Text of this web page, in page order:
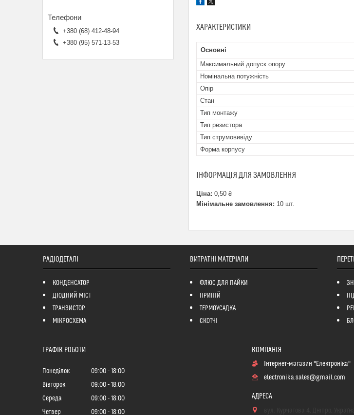
ХАРАКТЕРИСТИКИ
Основні
Максимальний допуск опору
Номінальна потужність
Опір
Стан
Тип монтажу
Тип резистора
Тип струмовивіду
Форма корпусу
ІНФОРМАЦІЯ ДЛЯ ЗАМОВЛЕННЯ
Ціна: 0,50 ₴
Мінімальне замовлення: 10 шт.
+380 (68) 412-48-94
+380 (95) 571-13-53
РАДІОДЕТАЛІ
КОНДЕНСАТОР
ДІОДНИЙ МІСТ
ТРАНЗИСТОР
МІКРОСХЕМА
ВИТРАТНІ МАТЕРІАЛИ
ФЛЮС ДЛЯ ПАЙКИ
ПРИПІЙ
ТЕРМОУСАДКА
СКОТЧІ
ГРАФІК РОБОТИ
Понеділок 09:00
18:00
Вівторок
09:00
18:00
Середа
09:00
18:00
Четвер
09:00 18:00
Інтернет-магазин "Електроніка"
electronika.sales@gmail.com